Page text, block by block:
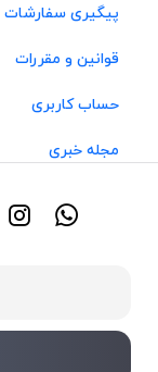
پیگیری سفارشات
قوانین و مقررات
حساب کاربری
مجله خبری